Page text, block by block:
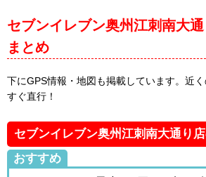
セブンイレブン奥州江刺南大
まとめ
下にGPS情報・地図も掲載しています。近
すぐ直行！
セブンイレブン奥州江刺南大通り
おすすめ